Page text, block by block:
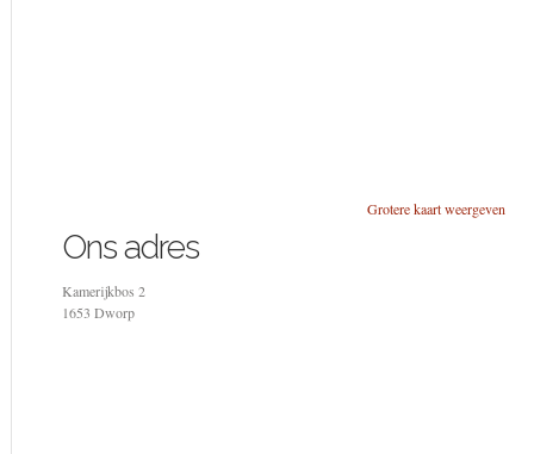
Grotere kaart weergeven
Ons adres
Kamerijkbos 2
1653 Dworp